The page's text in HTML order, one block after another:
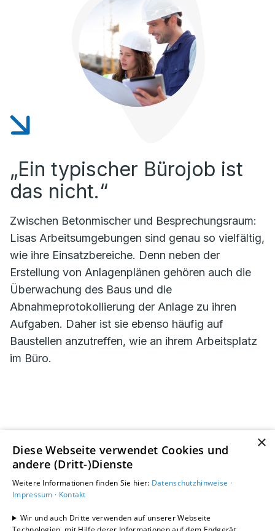
„Ein typischer Bürojob ist
das nicht.“
Zwischen Betonmischer und Besprechungsraum:
Lisas Arbeitsumgebungen sind genau so vielfältig,
wie ihre Einsatzbereiche. Denn neben der
Erstellung von Anlagenplänen gehören auch die
Überwachung des Baus und die
Abnahmeprotokollierung der Anlage zu ihren
Aufgaben. Daher ist sie ebenso häufig auf
Baustellen anzutreffen, wie an ihrem Arbeitsplatz
im Büro.
„Nach der Arbeit trifft man
mich im Hörsaal.“
×
Diese Webseite verwendet Cookies und
andere (Dritt-)Dienste
Weitere Informationen finden Sie hier: Datenschutzhinweise ·
Impressum · Kontakt
Wir und auch Dritte verwenden auf unserer Webseite